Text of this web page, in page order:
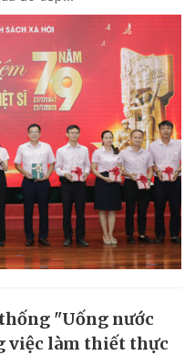
"Uống nước
việc làm thiết thực